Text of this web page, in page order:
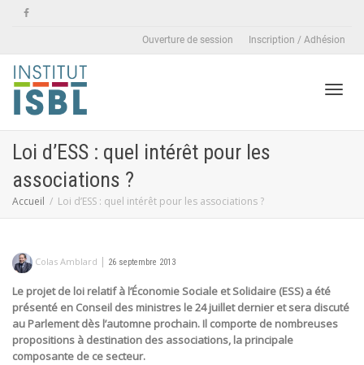
Ouverture de session Inscription / Adhésion
Loi d’ESS : quel intérêt pour les
associations ?
Accueil Loi d’ESS : quel intérêt pour les associations ?
Colas Amblard | 26 septembre 2013
Le projet de loi relatif à l’Économie Sociale et Solidaire (ESS) a été
présenté en Conseil des ministres le 24 juillet dernier et sera discuté
au Parlement dès l’automne prochain. Il comporte de nombreuses
propositions à destination des associations, la principale
composante de ce secteur.